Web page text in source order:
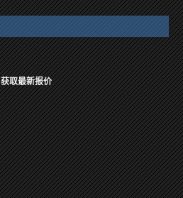
获取最新报价